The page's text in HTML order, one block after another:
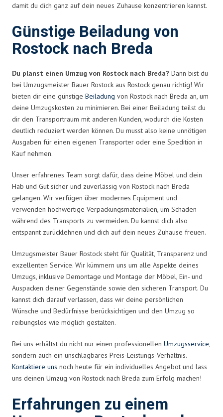
damit du dich ganz auf dein neues Zuhause konzentrieren kannst.
Günstige Beiladung von
Rostock nach Breda
Du planst einen Umzug von Rostock nach Breda? Dann bist du
bei Umzugsmeister Bauer Rostock aus Rostock genau richtig! Wir
bieten dir eine günstige Beiladung von Rostock nach Breda an, um
deine Umzugskosten zu minimieren. Bei einer Beiladung teilst du
dir den Transportraum mit anderen Kunden, wodurch die Kosten
deutlich reduziert werden können. Du musst also keine unnötigen
Ausgaben für einen eigenen Transporter oder eine Spedition in
Kauf nehmen.
Unser erfahrenes Team sorgt dafür, dass deine Möbel und dein
Hab und Gut sicher und zuverlässig von Rostock nach Breda
gelangen. Wir verfügen über modernes Equipment und
verwenden hochwertige Verpackungsmaterialien, um Schäden
während des Transports zu vermeiden. Du kannst dich also
entspannt zurücklehnen und dich auf dein neues Zuhause freuen.
Umzugsmeister Bauer Rostock steht für Qualität, Transparenz und
exzellenten Service. Wir kümmern uns um alle Aspekte deines
Umzugs, inklusive Demontage und Montage der Möbel, Ein- und
Auspacken deiner Gegenstände sowie den sicheren Transport. Du
kannst dich darauf verlassen, dass wir deine persönlichen
Wünsche und Bedürfnisse berücksichtigen und den Umzug so
reibungslos wie möglich gestalten.
Bei uns erhältst du nicht nur einen professionellen Umzugsservice,
sondern auch ein unschlagbares Preis-Leistungs-Verhältnis.
Kontaktiere uns noch heute für ein individuelles Angebot und lass
uns deinen Umzug von Rostock nach Breda zum Erfolg machen!
Erfahrungen zu einem